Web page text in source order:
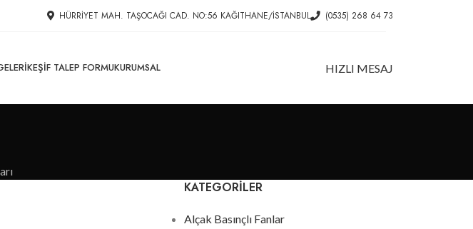
HÜRRIYET MAH. TAŞOCAĞI CAD. NO:56 KAĞITHANE/İSTANBUL (0535) 268 64 73
KEŞIF TALEP FORMUKURUMSAL HIZLI MESAJ
KATEGORILER
Alçak Basınçlı Fanlar